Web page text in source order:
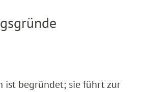
ist begründet; sie führt zur